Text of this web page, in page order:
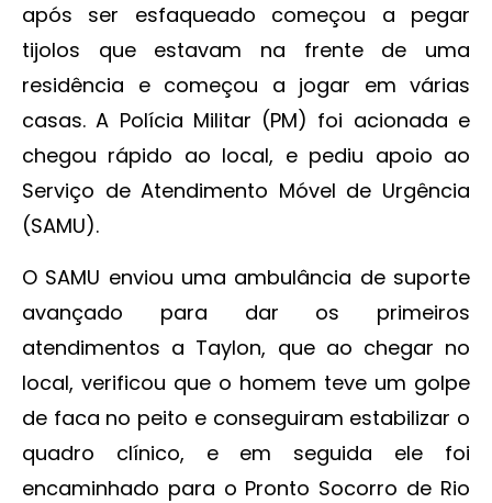
após ser esfaqueado começou a pegar
tijolos que estavam na frente de uma
residência e começou a jogar em várias
casas. A Polícia Militar (PM) foi acionada e
chegou rápido ao local, e pediu apoio ao
Serviço de Atendimento Móvel de Urgência
(SAMU).
O SAMU enviou uma ambulância de suporte
avançado para dar os primeiros
atendimentos a Taylon, que ao chegar no
local, verificou que o homem teve um golpe
de faca no peito e conseguiram estabilizar o
quadro clínico, e em seguida ele foi
encaminhado para o Pronto Socorro de Rio